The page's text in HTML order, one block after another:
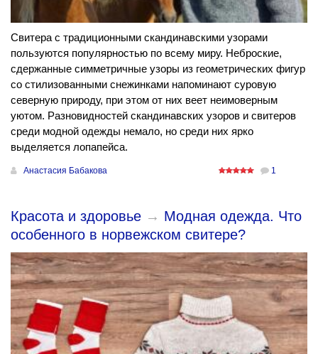
Свитера с традиционными скандинавскими узорами
пользуются популярностью по всему миру. Неброские,
сдержанные симметричные узоры из геометрических фигур
со стилизованными снежинками напоминают суровую
северную природу, при этом от них веет неимоверным
уютом. Разновидностей скандинавских узоров и свитеров
среди модной одежды немало, но среди них ярко
выделяется лопапейса.
Анастасия Бабакова 1
Красота и здоровье → Модная одежда. Что
особенного в норвежском свитере?